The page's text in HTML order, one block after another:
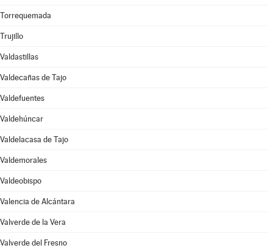
Torrequemada
Trujillo
Valdastillas
Valdecañas de Tajo
Valdefuentes
Valdehúncar
Valdelacasa de Tajo
Valdemorales
Valdeobispo
Valencia de Alcántara
Valverde de la Vera
Valverde del Fresno